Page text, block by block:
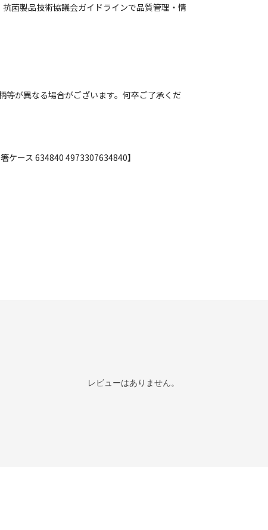
菌製品技術協議会ガイドラインで品質管理・情
が異なる場合がございます。何卒ご了承くだ
ケース 634840 4973307634840】
レビューはありません。